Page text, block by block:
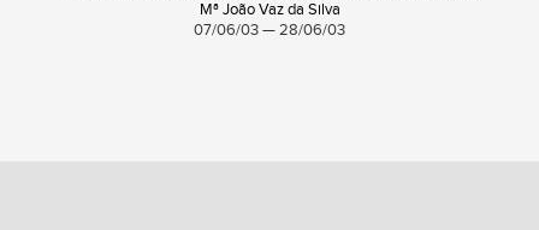
Mª João Vaz da Silva
07/06/03 — 28/06/03